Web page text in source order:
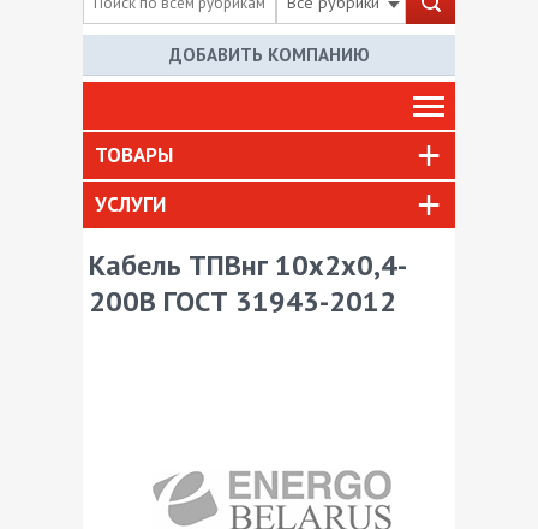
ДОБАВИТЬ КОМПАНИЮ
ТОВАРЫ
УСЛУГИ
Кабель ТПВнг 10х2х0,4-
200В ГОСТ 31943-2012